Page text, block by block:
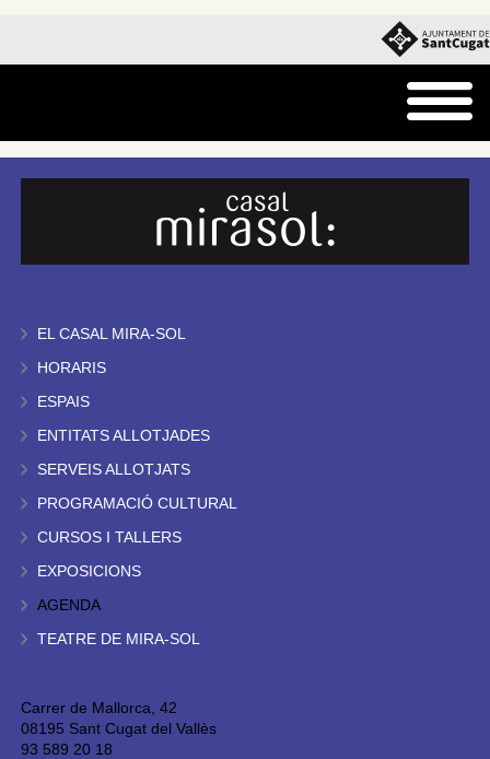
EL CASAL MIRA-SOL
HORARIS
ESPAIS
ENTITATS ALLOTJADES
SERVEIS ALLOTJATS
PROGRAMACIÓ CULTURAL
CURSOS I TALLERS
EXPOSICIONS
AGENDA
TEATRE DE MIRA-SOL
Carrer de Mallorca, 42
08195 Sant Cugat del Vallès
93 589 20 18